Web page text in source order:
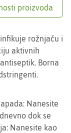
proizvoda
rožnjaču i
aktivnih
Borna
Nanesite
dok se
Nanesite kao